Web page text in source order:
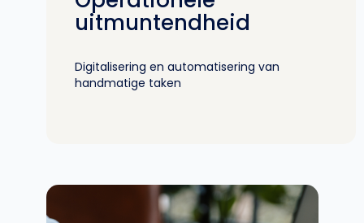
uitmuntendheid
Digitalisering en automatisering van
handmatige taken